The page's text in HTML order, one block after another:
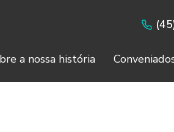
a nossa história